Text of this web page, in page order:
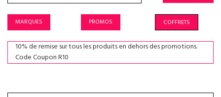
MARQUES PROMOS COFFRETS
10% de remise sur tous les produits en dehors des promotions.
Code Coupon R10